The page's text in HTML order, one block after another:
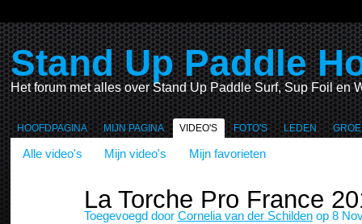
Stand Up Paddle
Het forum met alles over Stand Up Paddle Surf, Sup Foil en
HOOFDPAGINA MIJN PAGINA VIDEO'S FOTO'S LEDEN
Alle video's Mijn video's Mijn favorieten
La Torche Pro France
Toegevoegd door Cornelia van der Schildenop 8